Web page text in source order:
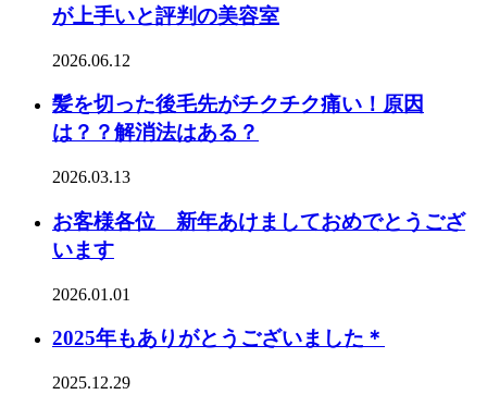
が上手いと評判の美容室
2026.06.12
髪を切った後毛先がチクチク痛い！原因
は？？解消法はある？
2026.03.13
お客様各位 新年あけましておめでとうござ
います
2026.01.01
2025年もありがとうございました＊
2025.12.29